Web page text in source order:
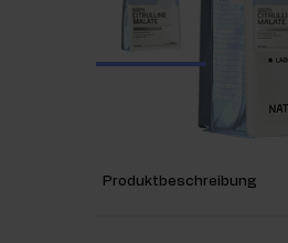
Produktbeschreibung